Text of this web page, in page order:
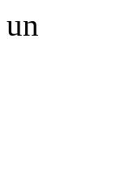
un